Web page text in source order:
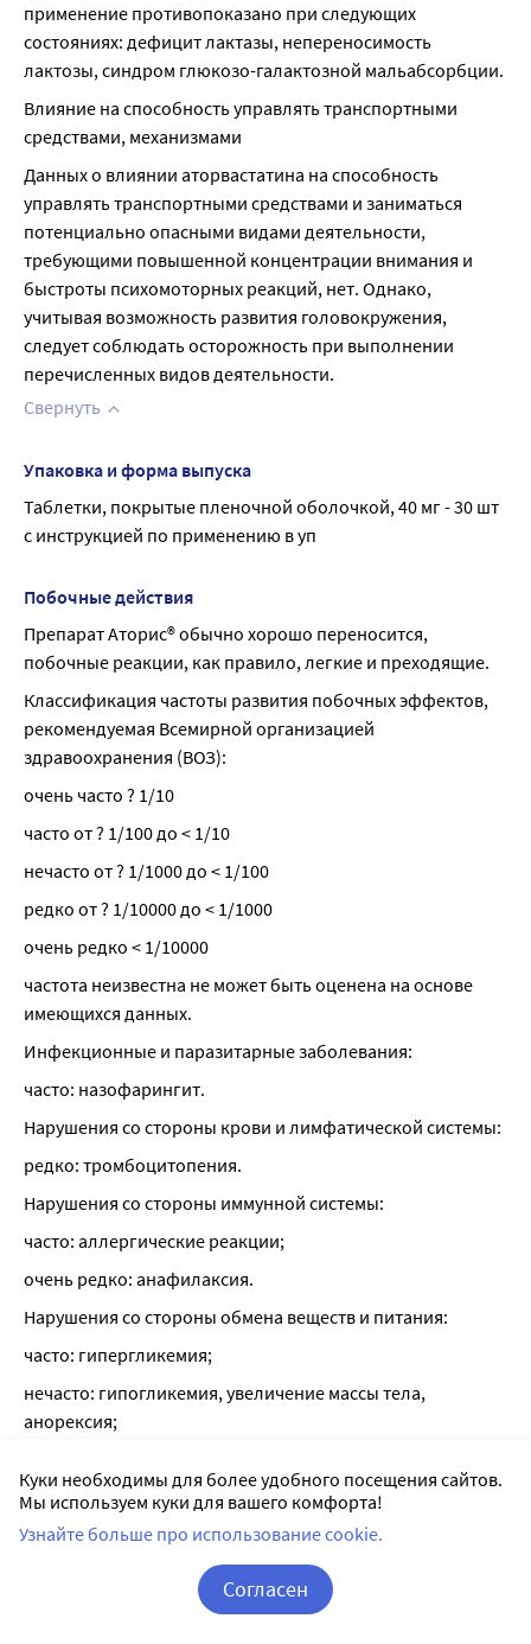
применение противопоказано при следующих
состояниях: дефицит лактазы, непереносимость
лактозы, синдром глюкозо-галактозной мальабсорбции.
Влияние на способность управлять транспортными
средствами, механизмами
Данных о влиянии аторвастатина на способность
управлять транспортными средствами и заниматься
потенциально опасными видами деятельности,
требующими повышенной концентрации внимания и
быстроты психомоторных реакций, нет. Однако,
учитывая возможность развития головокружения,
следует соблюдать осторожность при выполнении
перечисленных видов деятельности.
Свернуть
Упаковка и форма выпуска
Таблетки, покрытые пленочной оболочкой, 40 мг - 30 шт
с инструкцией по применению в уп
Побочные действия
Препарат Аторис® обычно хорошо переносится,
побочные реакции, как правило, легкие и преходящие.
Классификация частоты развития побочных эффектов,
рекомендуемая Всемирной организацией
здравоохранения (ВОЗ):
очень часто ? 1/10
часто от ? 1/100 до < 1/10
нечасто от ? 1/1000 до < 1/100
редко от ? 1/10000 до < 1/1000
очень редко < 1/10000
частота неизвестна не может быть оценена на основе
имеющихся данных.
Инфекционные и паразитарные заболевания:
часто: назофарингит.
Нарушения со стороны крови и лимфатической системы:
редко: тромбоцитопения.
Нарушения со стороны иммунной системы:
часто: аллергические реакции;
очень редко: анафилаксия.
Нарушения со стороны обмена веществ и питания:
часто: гипергликемия;
нечасто: гипогликемия, увеличение массы тела,
анорексия;
зависит от наличия или отсутствия факторов риска
(концентрация глюкозы крови натощак ? 5,6 ммоль/л,
индекс массы тела [ИМТ] > 30 кг/м2 площади
поверхности тела, повышенная концентрация ТГ в
плазме крови, артериальная гипертензия в анамнезе).
Куки необходимы для более удобного посещения сайтов.
Мы используем куки для вашего комфорта!
Узнайте больше про использование cookie.
Согласен